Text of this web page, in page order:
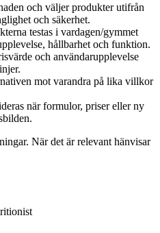
och väljer produkter utifrån
och säkerhet.
testas i vardagen/gymmet
hållbarhet och funktion.
och användarupplevelse
mot varandra på lika villkor
när formulor, priser eller ny
När det är relevant hänvisar